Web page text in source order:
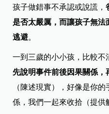
孩子做錯事不承認或說謊，
是否太嚴厲，而讓孩子無
逃避。
一到三歲的小小孩，比較不
先說明事件前後因果關係，
（陳述現實），好像是你
係，我們一起來收拾（提供